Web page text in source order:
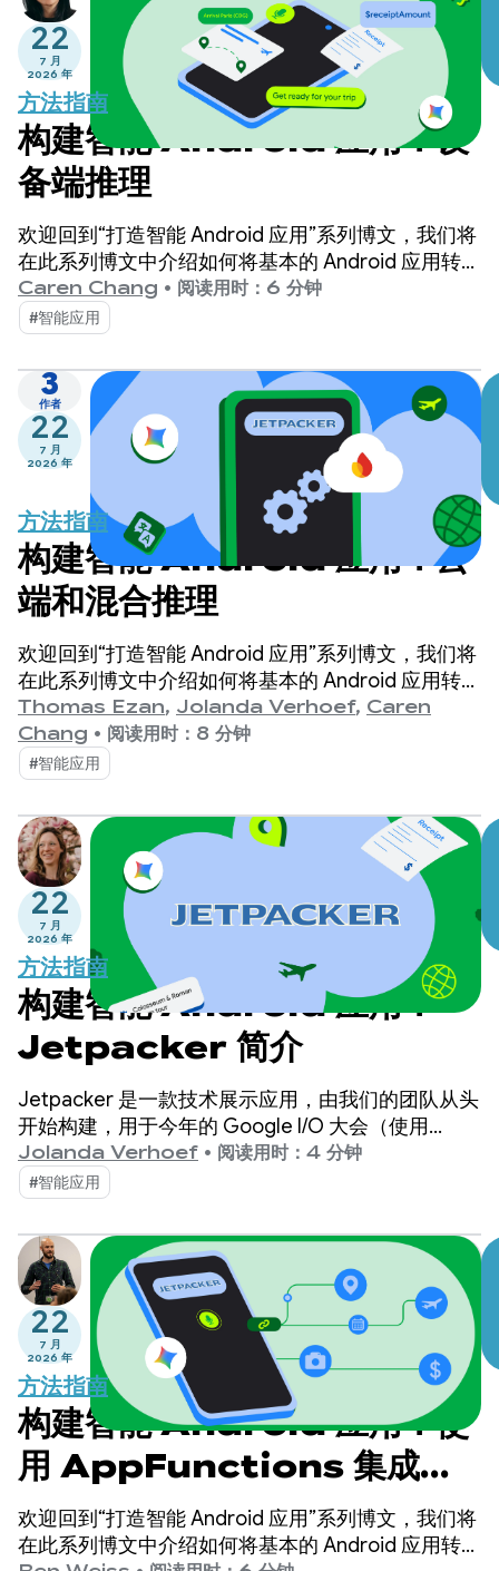
22
7 月
2026 年
方法指南
构建智能 Android 应用：设
备端推理
欢迎回到“打造智能 Android 应用”系列博文，我们将
在此系列博文中介绍如何将基本的 Android 应用转变
为个性化、智能化和智能体化的体验。在之前的博文
中，我们介绍了 Jetpacker，这是我们将在本系列文
章中使用的演示版应用。
Caren Chang • 阅读用时：6 分钟
#智能应用
3
作者
22
7 月
2026 年
方法指南
构建智能 Android 应用：云
端和混合推理
欢迎回到“打造智能 Android 应用”系列博文，我们将
在此系列博文中介绍如何将基本的 Android 应用转变
为个性化、智能化和智能体化的体验。
Thomas Ezan, Jolanda Verhoef, Caren
Chang • 阅读用时：8 分钟
#智能应用
22
7 月
2026 年
方法指南
构建智能 Android 应用：
Jetpacker 简介
Jetpacker 是一款技术展示应用，由我们的团队从头
开始构建，用于今年的 Google I/O 大会（使用
Antigravity 构建）。Jetpacker 的核心功能是帮助
用户规划、探索和享受下一次精彩的冒险之旅。
Jolanda Verhoef • 阅读用时：4 分钟
#智能应用
22
7 月
2026 年
方法指南
构建智能 Android 应用：使
用 AppFunctions 集成到
Android 的智能系统中
欢迎回到“打造智能 Android 应用”系列博文，我们将
在此系列博文中介绍如何将基本的 Android 应用转变